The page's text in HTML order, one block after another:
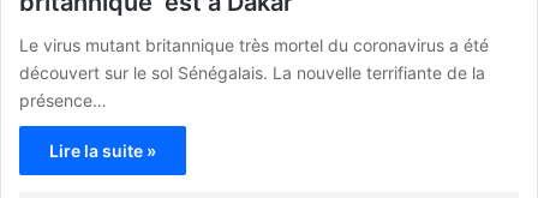
Le virus mutant britannique très mortel du coronavirus a été
découvert sur le sol Sénégalais. La nouvelle terrifiante de la
présence…
Lire la suite »